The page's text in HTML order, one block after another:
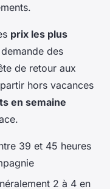
prix les plus
des
de retour aux
hors vacances
en semaine
39 et 45 heures
2 à 4 en